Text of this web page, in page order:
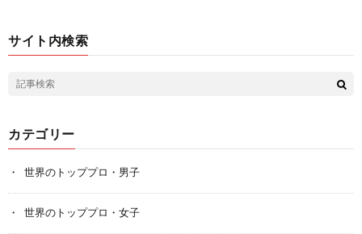
サイト内検索
カテゴリー
世界のトッププロ・男子
世界のトッププロ・女子